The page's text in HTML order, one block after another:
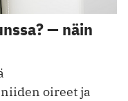
— näin
oireet ja